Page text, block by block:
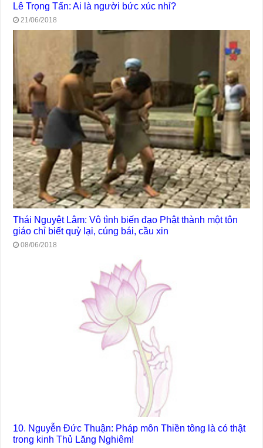
Lê Trọng Tấn: Ai là người bức xúc nhỉ?
21/06/2018
Thái Nguyệt Lâm: Vô tình biến đạo Phật thành một tôn
giáo chỉ biết quỳ lại, cúng bái, cầu xin
08/06/2018
10. Nguyễn Đức Thuận: Pháp môn Thiền tông là có thật
trong kinh Thủ Lăng Nghiêm!